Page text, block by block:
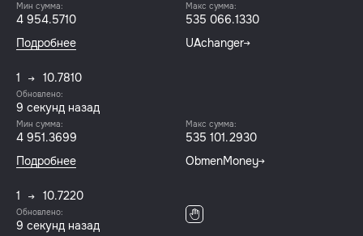
Мин сумма:
4 954.5710
Макс сумма:
535 066.1330
Подробнее
UAchanger
1 10.7810
Обновлено:
9 секунд назад
Мин сумма:
4 951.3699
Макс сумма:
535 101.2930
Подробнее
ObmenMoney
1 10.7220
Обновлено:
9 секунд назад